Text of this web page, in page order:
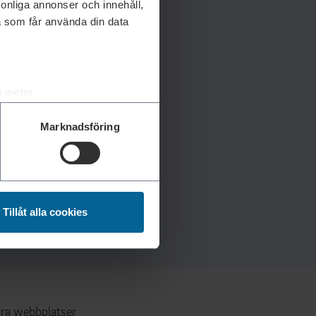
annonser och innehåll,
får använda din data
. Du kan ändra
funktioner för
information från din enhet
kombinera informationen
tjänster.
Marknadsföring
Tillåt alla cookies
webbplatser